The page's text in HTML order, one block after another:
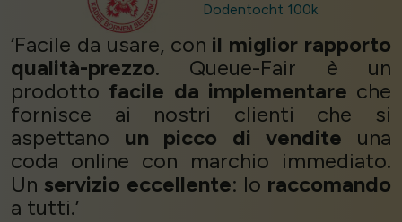
Dodentocht 100k
‘Facile da usare, con il miglior rapporto
qualità-prezzo. Queue-Fair è un
prodotto facile da implementare che
fornisce ai nostri clienti che si
aspettano un picco di vendite una
coda online con marchio immediato.
Un servizio eccellente: lo raccomando
a tutti.’